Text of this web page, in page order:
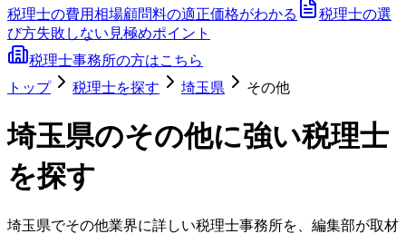
税理士の費用相場顧問料の適正価格がわかる
税理士の選
び方失敗しない見極めポイント
税理士事務所の方はこちら
トップ
税理士を探す 埼玉県 その他
埼玉県のその他に強い税理士
を探す
埼玉県でその他業界に詳しい税理士事務所を、編集部が取材